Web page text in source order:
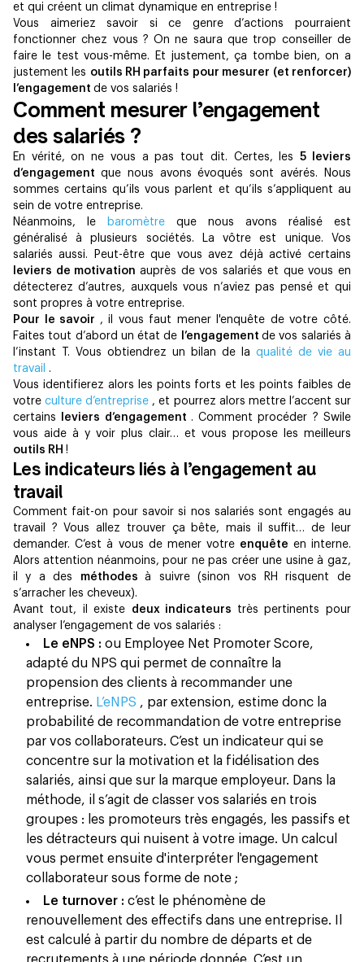
et qui créent un climat dynamique en entreprise !
Vous aimeriez savoir si ce genre d’actions pourraient
fonctionner chez vous ? On ne saura que trop conseiller de
faire le test vous-même. Et justement, ça tombe bien, on a
justement les outils RH parfaits pour mesurer (et renforcer)
l’engagement de vos salariés !
Comment mesurer l’engagement
des salariés ?
En vérité, on ne vous a pas tout dit. Certes, les5 leviers
d’engagement que nous avons évoqués sont avérés. Nous
sommes certains qu’ils vous parlent et qu’ils s’appliquent au
sein de votre entreprise.
Néanmoins, le
baromètre que nous avons réalisé est
généralisé à plusieurs sociétés. La vôtre est unique. Vos
salariés aussi. Peut-être que vous avez déjà activé certains
leviers de motivationauprès de vos salariés et que vous en
détecterez d’autres, auxquels vous n’aviez pas pensé et qui
sont propres à votre entreprise.
Pour le savoir , il vous faut mener l'enquête de votre côt​é.
Faites tout d’abord un état de
l’engagementde vos salariés à
l’instant T. Vous obtiendrez un bilan de la qualité de vie au
travail .
Vous identifierez alors les points forts et les points faibles de
votreculture d’entreprise , et pourrez alors mettre l’accent sur
certains
leviers d’engagement . Comment procéder ? Swile
vous aide à y voir plus clair… et vous propose les meilleurs
outils RH !
Les indicateurs liés à l’engagement au
travail
Comment fait-on pour savoir si nos salariés sont engagés au
travail ? Vous allez trouver ça bête, mais il suffit… de leur
demander. C’est à vous de mener votre enquête en interne.
Alors attention néanmoins, pour ne pas créer une usine à gaz,
il y a des méthodesà suivre (sinon vos RH risquent de
s’arracher les cheveux).
Avant tout, il existe deux indicateurs très pertinents pour
analyser l’engagement de vos salariés :
Le eNPS : ou Employee Net Promoter Score,
adapté du NPS qui permet de connaître la
propension des clients à recommander une
entreprise. L’eNPS , par extension, estime donc la
probabilité de recommandation de votre entreprise
par vos collaborateurs. C’est un indicateur qui se
concentre sur la motivation et la fidélisation des
salariés, ainsi que sur la marque employeur. Dans la
méthode, il s’agit de classer vos salariés en trois
groupes : les promoteurs très engagés, les passifs et
les détracteurs qui nuisent à votre image. Un calcul
vous permet ensuite d'interpréter l'engagement
collaborateur sous forme de note ;
Le turnover : c’est le phénomène de
renouvellement des effectifs dans une entreprise. Il
est calculé à partir du nombre de départs et de
recrutements à une période donnée. C’est un